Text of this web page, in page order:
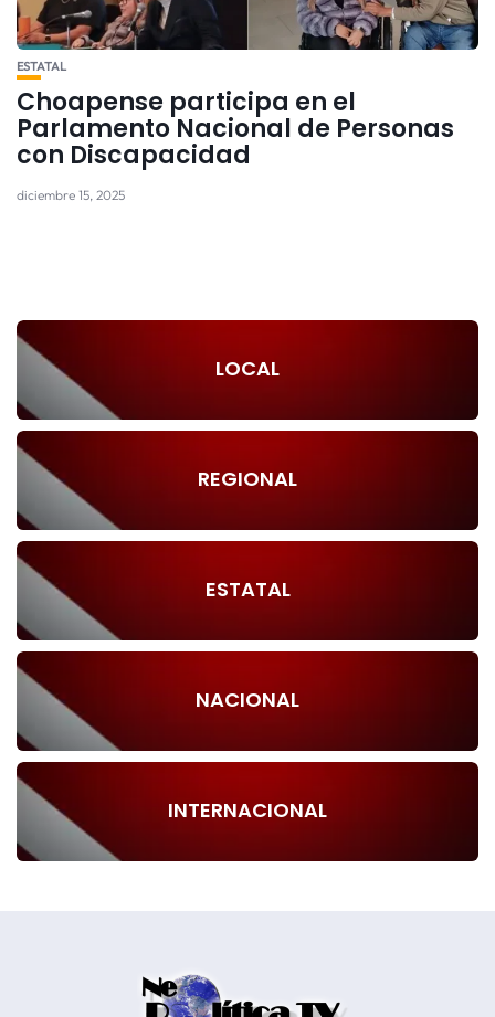
ESTATAL
Choapense participa en el
Parlamento Nacional de Personas
con Discapacidad
diciembre 15, 2025
LOCAL
REGIONAL
ESTATAL
NACIONAL
INTERNACIONAL